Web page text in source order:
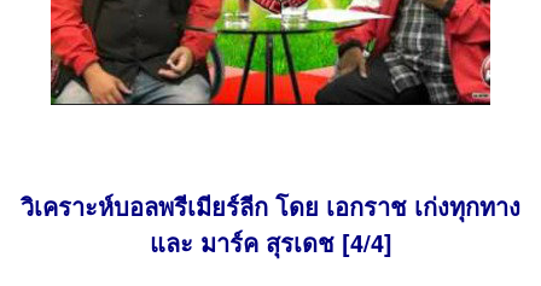
วิเคราะห์บอลพรีเมียร์ลีก โดย เอกราช เก่งทุกทาง
และ มาร์ค สุรเดช [4/4]